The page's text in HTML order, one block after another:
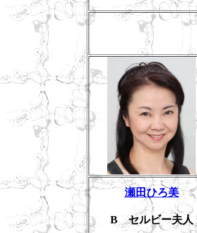
瀬田ひろ美
B セルビー夫人